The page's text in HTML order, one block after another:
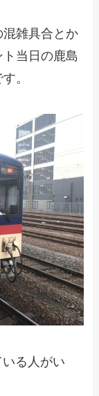
雑具合とか
当日の鹿島
。
る人がい